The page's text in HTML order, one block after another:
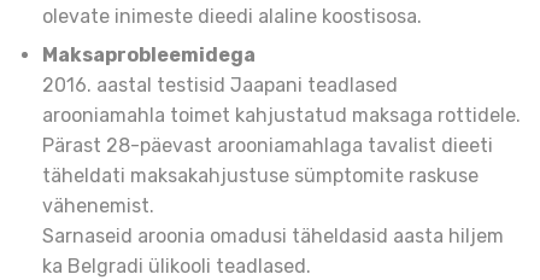
olevate inimeste dieedi alaline koostisosa.
Maksaprobleemidega
2016. aastal testisid Jaapani teadlased
arooniamahla toimet kahjustatud maksaga rottidele.
Pärast 28-päevast arooniamahlaga tavalist dieeti
täheldati maksakahjustuse sümptomite raskuse
vähenemist.
Sarnaseid aroonia omadusi täheldasid aasta hiljem
ka Belgradi ülikooli teadlased.